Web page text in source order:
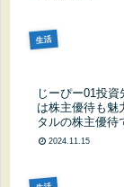
生活
じーぴー01投
は株主優待も魅
タルの株主優待
の魅力や美味し
2024.11.15